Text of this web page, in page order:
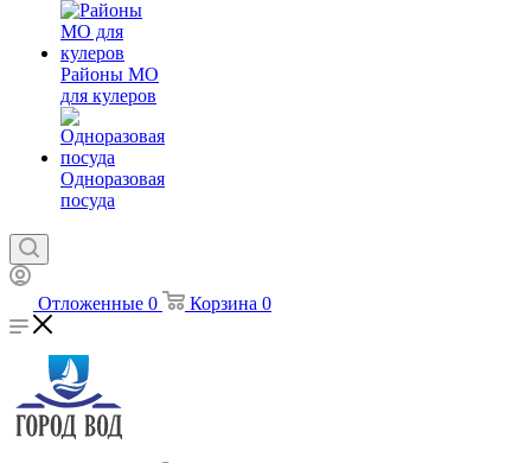
Районы МО
для кулеров
Одноразовая
посуда
Отложенные 0 Корзина 0